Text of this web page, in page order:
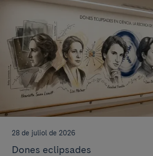
28 de juliol de 2026
Dones eclipsades